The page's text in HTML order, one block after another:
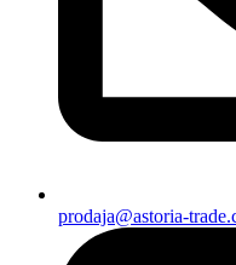
prodaja@astoria-